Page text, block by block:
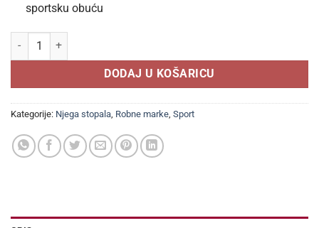
sportsku obuću
DEOSOLE Ulošci za obuću a2, Protiv neprijatnog mirisa stopala
DODAJ U KOŠARICU
Kategorije: Njega stopala Robne marke Sport